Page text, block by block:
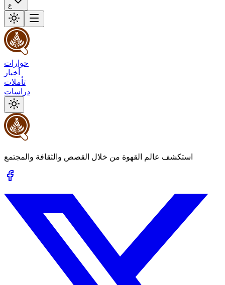
ع
حوارات
أخبار
تأملات
دراسات
استكشف عالم القهوة من خلال القصص والثقافة والمجتمع